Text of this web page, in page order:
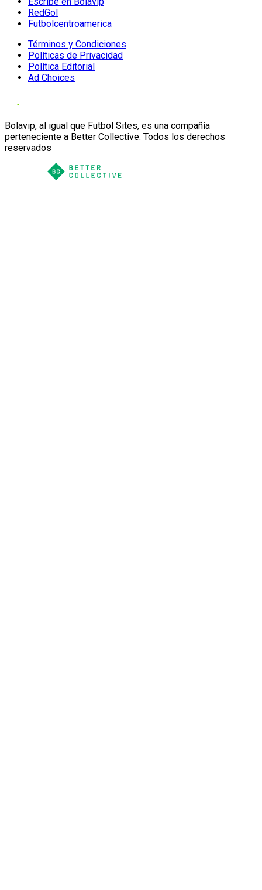
RedGol
Futbolcentroamerica
Términos y Condiciones
Políticas de Privacidad
Política Editorial
Ad Choices
Bolavip, al igual que Futbol Sites, es una compañía
perteneciente a Better Collective. Todos los derechos
reservados